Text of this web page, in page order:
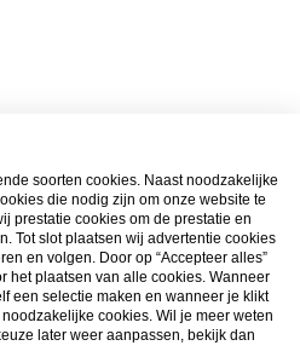
soorten cookies. Naast noodzakelijke
die nodig zijn om onze website te
prestatie cookies om de prestatie en
Tot slot plaatsen wij advertentie cookies
en volgen. Door op “Accepteer alles”
het plaatsen van alle cookies. Wanneer
een selectie maken en wanneer je klikt
cookies. Wil je meer weten
later weer aanpassen, bekijk dan